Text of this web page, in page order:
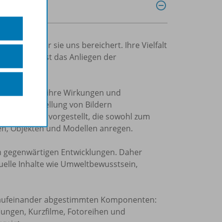
wie sehr sie uns bereichert. Ihre Vielfalt
zu geben, ist das Anliegen der
und über ihre Wirkungen und
zur Herstellung von Bildern
Themen vorgestellt, die sowohl zum
Objekten und Modellen anregen.
Entwicklungen. Daher
Inhalte wie Umweltbewusstsein,
abgestimmten Komponenten:
Kurzfilme, Fotoreihen und